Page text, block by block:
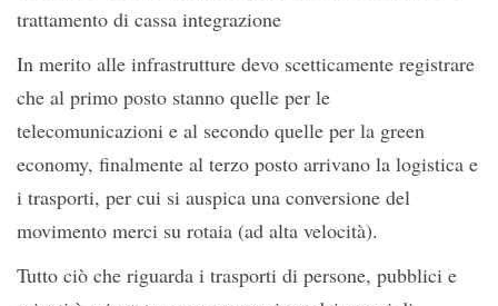
trattamento di cassa integrazione
In merito alle infrastrutture devo scetticamente registrare
che al primo posto stanno quelle per le
telecomunicazioni e al secondo quelle per la green
economy, finalmente al terzo posto arrivano la logistica e
i trasporti, per cui si auspica una conversione del
movimento merci su rotaia (ad alta velocità).
Tutto ciò che riguarda i trasporti di persone, pubblici e